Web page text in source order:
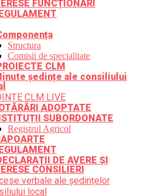
FUNCȚIONARI
Structura
Comisii de specialitate
CLM
ședințe ale consiliului
CLM LIVE
ADOPTATE
SUBORDONATE
Registrul Agricol
DE AVERE ȘI
CONSILIERI
verbale ale ședințelor
local